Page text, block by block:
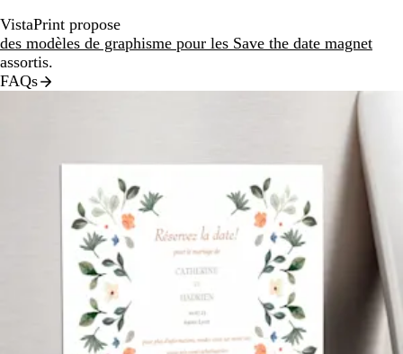
VistaPrint propose
des modèles de graphisme pour les Save the date magnet
assortis.
FAQs